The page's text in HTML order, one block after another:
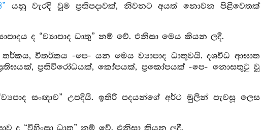
යනු වැරදි වූම ප්‍රතිපදාවක්, නිවනට අයත් නොවන පිළිවෙතක්
ද “ව්‍යාපාද ධාතු” නම් වේ. එනිසා මෙය කියන ලදී.
තර්කය, විතර්කය -පෙ- යන මෙය ව්‍යාපාද ධාතුවයි. දශවිධ ආඝාත
ප්‍රතිවිරෝධයක්, කෝපයක්, ප්‍රකෝපයක් -පෙ- නොසතුටු වූ
සංඥාව” උපදියි. ඉතිරි පදයන්ගේ අර්ථ මුලින් පැවසූ ලෙස